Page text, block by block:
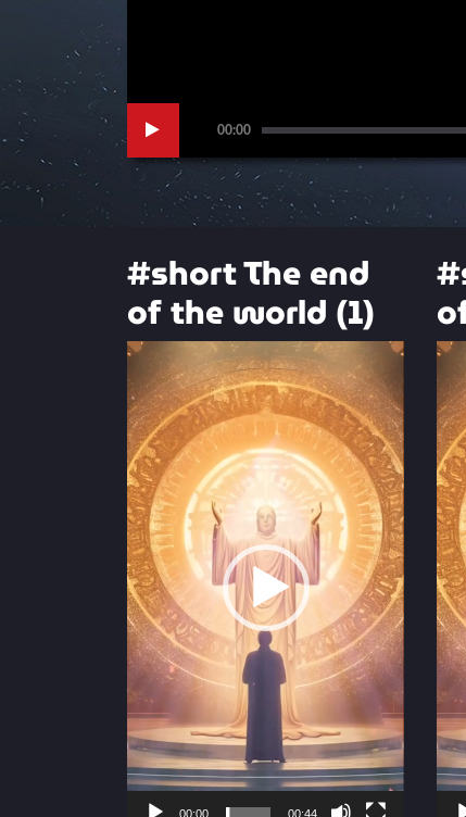
00:00
#short The end
of the world (1)
Video
Player
00:00 00:44